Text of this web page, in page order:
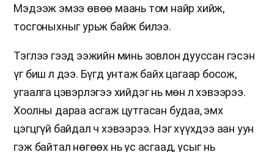
Мэдээж эмээ өвөө маань том найр хийж,
тосгоныхныг урьж байж билээ.
Тэглээ гээд ээжийн минь зовлон дууссан гэсэн
үг биш л дээ. Бүгд унтаж байх цагаар босож,
угаалга цэвэрлэгээ хийдэг нь мөн л хэвээрээ.
Хоолны дараа асгаж цутгасан будаа, эмх
цэгцгүй байдал ч хэвээрээ. Нэг хүүхдээ аан уун
гэж байтал нөгөөх нь ус асгаад, усыг нь